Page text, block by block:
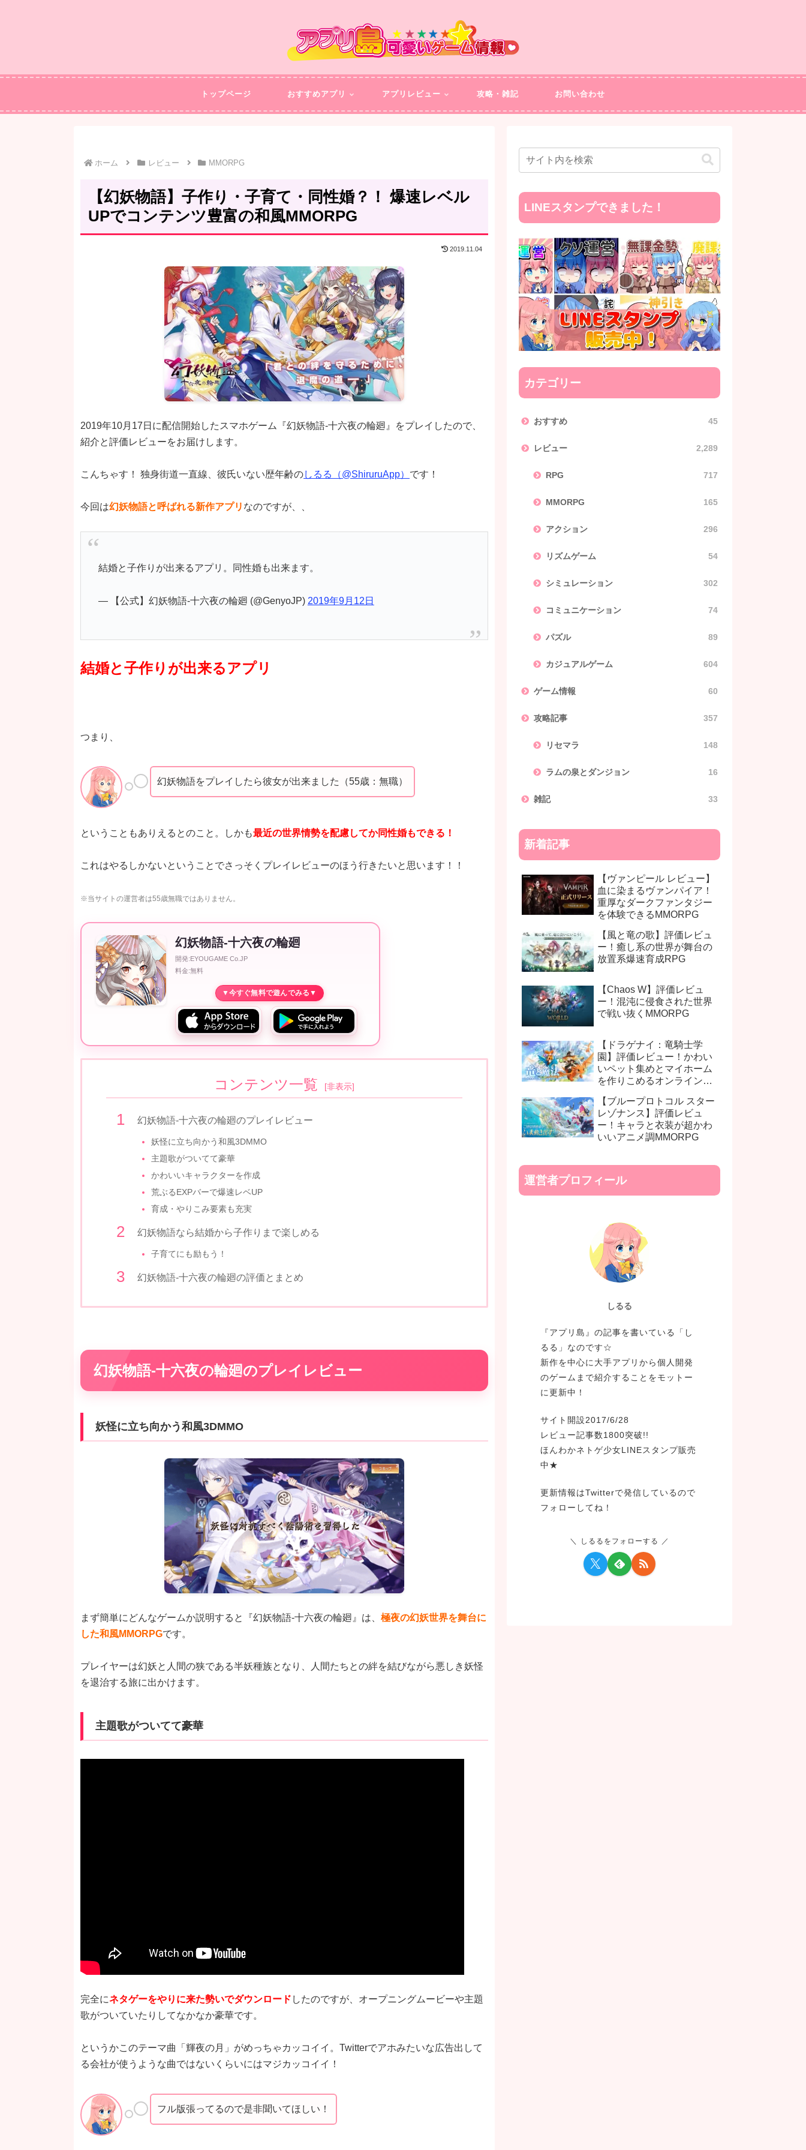
トップページ おすすめアプリ アプリレビュー 攻略・雑記 お問い合わせ
ホーム レビュー MMORPG
【幻妖物語】子作り・子育て・同性婚？！ 爆速レベル
UPでコンテンツ豊富の和風MMORPG
2019.11.04
2019年10月17日に配信開始したスマホゲーム『幻妖物語-十六夜の輪廻』をプレイしたので、
紹介と評価レビューをお届けします。
こんちゃす！ 独身街道一直線、彼氏いない歴年齢のしるる（@ShiruruApp） です！
今回は幻妖物語と呼ばれる新作アプリ なのですが、、
結婚と子作りが出来るアプリ。同性婚も出来ます。
— 【公式】幻妖物語-十六夜の輪廻 (@GenyoJP) 2019年9月12日
結婚と子作りが出来るアプリ
つまり、
幻妖物語をプレイしたら彼女が出来ました（55歳：無職）
ということもありえるとのこと。しかも最近の世界情勢を配慮してか同性婚もできる！
これはやるしかないということでさっそくプレイレビューのほう行きたいと思います！！
※当サイトの運営者は55歳無職ではありません。
幻妖物語-十六夜の輪廻
開発:EYOUGAME Co.JP
料金:無料
コンテンツ一覧 [非表示]
幻妖物語-十六夜の輪廻のプレイレビュー
妖怪に立ち向かう和風3DMMO
主題歌がついてて豪華
かわいいキャラクターを作成
荒ぶるEXPバーで爆速レベUP
育成・やりこみ要素も充実
幻妖物語なら結婚から子作りまで楽しめる
子育てにも励もう！
幻妖物語-十六夜の輪廻の評価とまとめ
幻妖物語-十六夜の輪廻のプレイレビュー
妖怪に立ち向かう和風3DMMO
まず簡単にどんなゲームか説明すると『幻妖物語-十六夜の輪廻』は、 極夜の幻妖世界を舞台に
した和風MMORPGです。
プレイヤーは幻妖と人間の狭である半妖種族となり、人間たちとの絆を結びながら悪しき妖怪
を退治する旅に出かけます。
主題歌がついてて豪華
完全にネタゲーをやりに来た勢いでダウンロード したのですが、オープニングムービーや主題
歌がついていたりしてなかなか豪華です。
というかこのテーマ曲「輝夜の月」がめっちゃカッコイイ。Twitterでアホみたいな広告出して
る会社が使うような曲ではないくらいにはマジカッコイイ！
フル版張ってるので是非聞いてほしい！
LINEスタンプできました！
カテゴリー
おすすめ 45
レビュー 2,289
RPG 717
MMORPG 165
アクション 296
リズムゲーム 54
シミュレーション 302
コミュニケーション 74
パズル 89
カジュアルゲーム 604
ゲーム情報 60
攻略記事 357
リセマラ 148
ラムの泉とダンジョン 16
雑記 33
新着記事
【ヴァンピール レビュー】
血に染まるヴァンパイア！
重厚なダークファンタジー
を体験できるMMORPG
【風と竜の歌】評価レビュ
ー！癒し系の世界が舞台の
放置系爆速育成RPG
【Chaos W】評価レビュ
ー！混沌に侵食された世界
で戦い抜くMMORPG
【ドラゲナイ：竜騎士学
園】評価レビュー！かわい
いペット集めとマイホーム
を作りこめるオンライン
【ブループロトコル スター
レゾナンス】評価レビュ
ー！キャラと衣装が超かわ
いいアニメ調MMORPG
運営者プロフィール
しるる
『アプリ島』の記事を書いている「し
るる」なのです☆
新作を中心に大手アプリから個人開発
のゲームまで紹介することをモットー
に更新中！
サイト開設2017/6/28
レビュー記事数1800突破!!
ほんわかネトゲ少女LINEスタンプ販売
中★
更新情報はTwitterで発信しているので
フォローしてね！
しるるをフォローする